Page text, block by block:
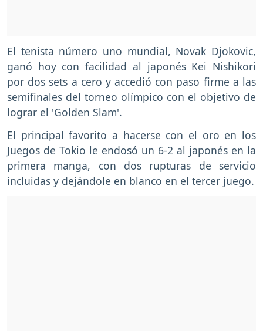
El tenista número uno mundial, Novak Djokovic,
ganó hoy con facilidad al japonés Kei Nishikori
por dos sets a cero y accedió con paso firme a las
semifinales del torneo olímpico con el objetivo de
lograr el 'Golden Slam'.
El principal favorito a hacerse con el oro en los
Juegos de Tokio le endosó un 6-2 al japonés en la
primera manga, con dos rupturas de servicio
incluidas y dejándole en blanco en el tercer juego.